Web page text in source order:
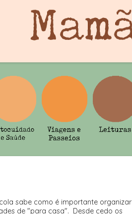
sabe como é importante organizar
de "para casa". Desde cedo os